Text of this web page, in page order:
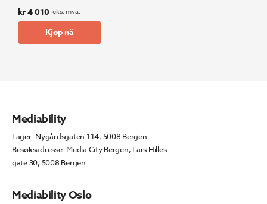
kr4 010 eks. mva.
Kjøp nå
Mediability
Lager: Nygårdsgaten 114, 5008 Bergen
Besøksadresse: Media City Bergen, Lars Hilles
gate 30, 5008 Bergen
Mediability Oslo